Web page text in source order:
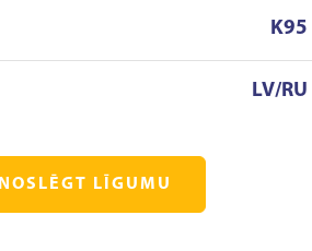
K95
LV/RU
NOSLĒGT LĪGUMU